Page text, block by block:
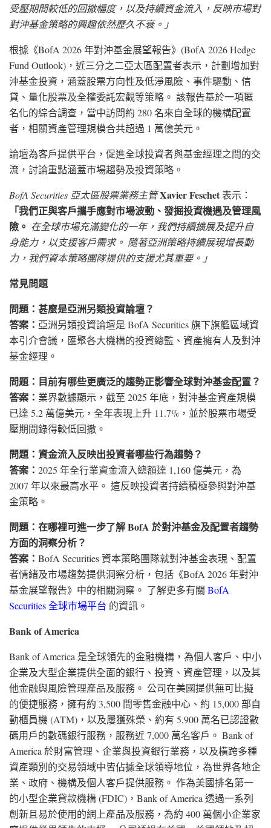
受壓期間較低的回撤幅度，以及持續資金流入，反映市場對
對沖基金策略的興趣依然歷久不衰。」
根據《BofA 2026 年對沖基金展望報告》(BofA 2026 Hedge
Fund Outlook)，近三分之二亞太區配置者表示，計劃增加對
沖基金投資，涵蓋股票方向性及低淨風險、事件驅動、信
貸、量化股票及全權委託宏觀等策略。 該報告基於一項匿
名化的綜合調查，當中訪問約 280 名來自全球的機構配置
者，相關資產管理規模合共超過 1 萬億美元。
論壇為客戶提供平台，促進全球投資者與基金經理之間的交
流，討論重點涵蓋市場趨勢及投資策略。
BofA Securities 亞太區股票業務主管Xavier Feschet表示：
「我們正與客戶攜手應對市場波動、發掘投資機遇及管理風
險。 在全球市場充滿變化的一年，我們持續擴展及提升自
身能力，以支援客戶需求。 隨著亞洲策略持續展現增長動
力，我們資本策略團隊提供的支援尤其重要。」
常見問題
問題：甚麼是亞洲另類投資論壇？
答案： 亞洲另類投資論壇是 BofA Securities 旗下旗艦區域資
本引介會議，匯聚各大機構的投資總監、資產擁有人及對沖
基金經理。
問題：目前有哪些更廣泛的趨勢正影響全球對沖基金配置？
答案： 業界數據顯示，截至 2025 年底，對沖基金資產規模
已達 5.2 萬億美元，全年表現上升 11.7%，並於股票市場受
壓期間錄得較低回撤。
問題：資金流入反映出投資者哪些行為趨勢？
答案： 2025 年全行業資金流入總額達 1,160 億美元，為
2007 年以來最高水平。 這反映投資者持續積極參與對沖基
金策略。
問題：在哪裡可進一步了解 BofA 於對沖基金及配置者趨勢
方面的洞察分析？
答案： BofA Securities 資本策略團隊就對沖基金表現、配置
者情緒及市場趨勢提供洞察分析，包括《BofA 2026 年對沖
基金展望報告》中的相關洞察。 了解更多有關 BofA
Securities 全球市場平台 的資訊。
Bank of America
Bank of America 是全球領先的金融機構，為個人客戶、中小
企業及大型企業提供全面的銀行、投資、資產管理，以及其
他金融與風險管理產品及服務。 公司在美國提供無可比擬
的便捷服務，擁有約 3,500 間零售金融中心、約 15,000 部自
動櫃員機 (ATM)，以及屢獲殊榮、約有 5,900 萬名已認證數
碼用戶的數碼銀行服務，服務近 7,000 萬名客戶。 Bank of
America 於財富管理、企業與投資銀行業務，以及橫跨多種
資產類別的交易領域中皆佔據全球領導地位，為世界各地企
業、政府、機構及個人客戶提供服務。 作為美國排名第一
的小型企業貸款機構 (FDIC)，Bank of America 透過一系列
創新且易於使用的網上產品及服務，為約 400 萬個小企業家